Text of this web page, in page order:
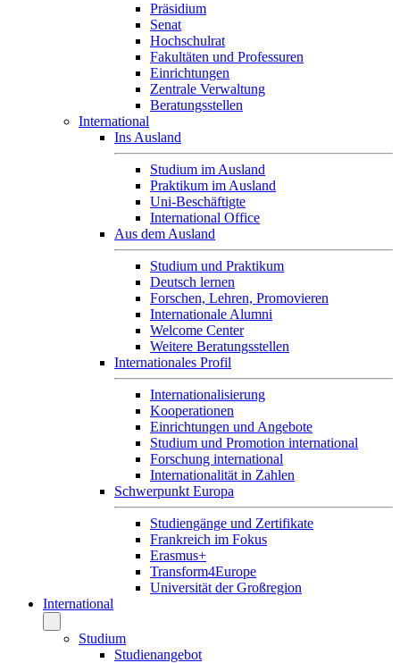
Präsidium
Senat
Hochschulrat
Fakultäten und Professuren
Einrichtungen
Zentrale Verwaltung
Beratungsstellen
International
Ins Ausland
Studium im Ausland
Praktikum im Ausland
Uni-Beschäftigte
International Office
Aus dem Ausland
Studium und Praktikum
Deutsch lernen
Forschen, Lehren, Promovieren
Internationale Alumni
Welcome Center
Weitere Beratungsstellen
Internationales Profil
Internationalisierung
Kooperationen
Einrichtungen und Angebote
Studium und Promotion international
Forschung international
Internationalität in Zahlen
Schwerpunkt Europa
Studiengänge und Zertifikate
Frankreich im Fokus
Erasmus+
Transform4Europe
Universität der Großregion
International
Studium
Studienangebot